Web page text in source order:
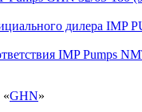
дилера IMP
IMP Pumps
«GHN»